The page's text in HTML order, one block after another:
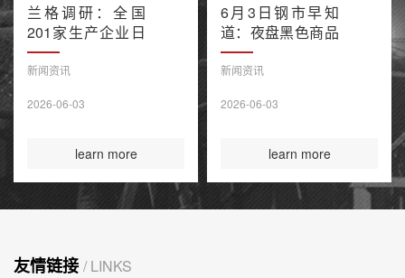
兰格调研：全国
201家生产企业日
均铁水产量环比上
升（6月3日）
新闻资讯
2026-06-03
learn more
6月3日钢市早知
道：夜盘黑色商品
多数收涨 IEA警告
全球石油库存或于
国际煤炭投资创14
新闻资讯
2026-06-03
learn more
友情链接 / LINKS